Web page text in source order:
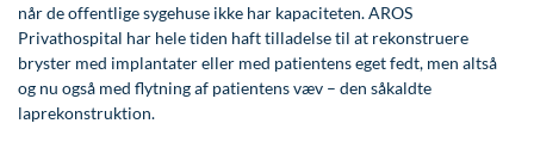
Plastikkirurgi (rekonstruktiv)
Reumatologi (gigtsygdomme)
Svedproblemer
Intim konturering/foryngelse
Mandlig genitalområde - forskønnelse
Kosmetisk Plastikkirurgi
Rygepolitik
Samarbejde mellem specialer
Sengestuer
når de offentlige sygehuse ikke har kapaciteten. AROS
Privathospital har hele tiden haft tilladelse til at rekonstruere
bryster med implantater eller med patientens eget fedt, men altså
og nu også med flytning af patientens væv – den såkaldte
laprekonstruktion.